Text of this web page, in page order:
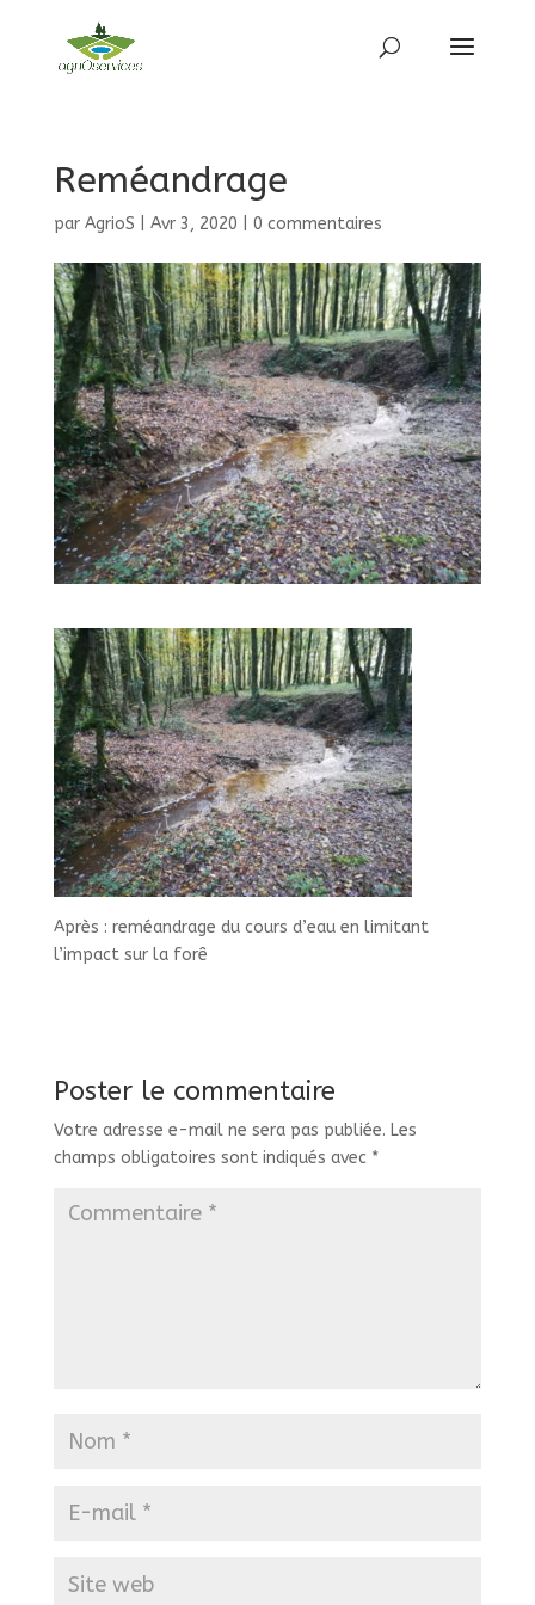
Reméandrage
par AgrioS Avr 3, 2020 0 commentaires
Après : reméandrage du cours d’eau en limitant
l’impact sur la forê
Poster le commentaire
Votre adresse e-mail ne sera pas publiée. Les
champs obligatoires sont indiqués avec *